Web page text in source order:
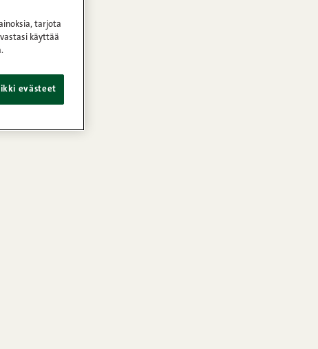
tarjota
käyttää
evästeet